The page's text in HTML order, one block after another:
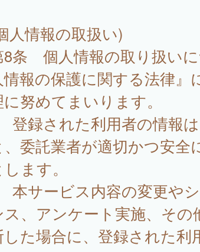
人情報の取扱い)
8条 個人情報の取り扱い
情報の保護に関する法律』
努めてまいります。
録された利用者の情報
、委託業者が適切かつ安全
します。
サービス内容の変更や
ス、アンケート実施、その
した場合に、登録された利